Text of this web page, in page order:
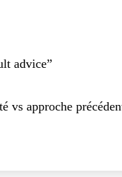
advice”
vs approche